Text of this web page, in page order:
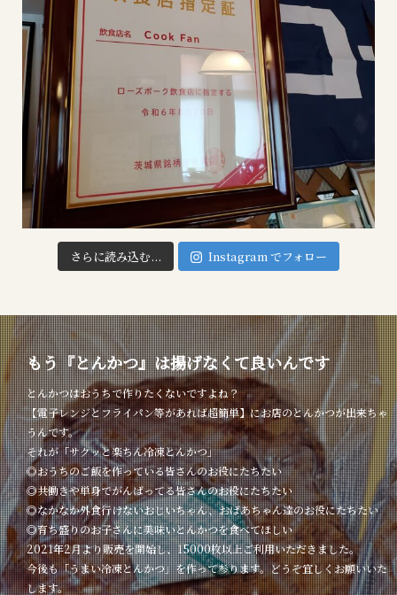
さらに読み込む... Instagram でフォロー
もう『とんかつ』は揚げなくて良いんです
とんかつはおうちで作りたくないですよね？
【電子レンジとフライパン等があれば超簡単】にお店のとんかつが出来ちゃ
うんです。
それが「サクッと楽ちん冷凍とんかつ」
◎おうちのご飯を作っている皆さんのお役にたちたい
◎共働きや単身でがんばってる皆さんのお役にたちたい
◎なかなか外食行けないおじいちゃん、おばあちゃん達のお役にたちたい
◎育ち盛りのお子さんに美味いとんかつを食べてほしい
2021年2月より販売を開始し、15000枚以上ご利用いただきました。
今後も「うまい冷凍とんかつ」を作って参ります。どうぞ宜しくお願いいた
します。